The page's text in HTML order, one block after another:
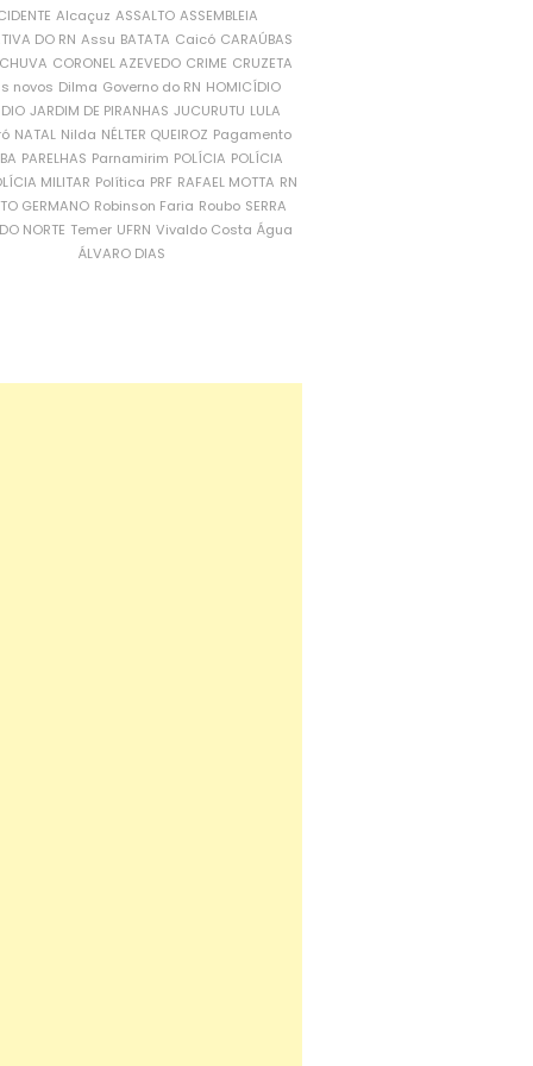
Alcaçuz ASSALTO ASSEMBLEIA
DO RN Assu BATATA Caicó CARAÚBAS
CORONEL AZEVEDO CRIME CRUZETA
novos Dilma Governo do RN HOMICÍDIO
JARDIM DE PIRANHAS JUCURUTU LULA
NATAL Nilda NÉLTER QUEIROZ Pagamento
PARELHAS Parnamirim POLÍCIA POLÍCIA
MILITAR Política PRF RAFAEL MOTTA RN
GERMANO Robinson Faria Roubo SERRA
NORTE Temer UFRN Vivaldo Costa Água
ÁLVARO DIAS